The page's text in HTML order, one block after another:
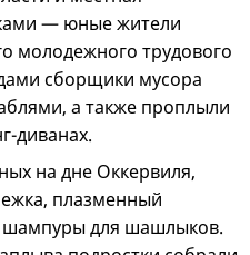
— юные жители
молодежного трудового
сборщики мусора
а также проплыли
диванах.
на дне Оккервиля,
плазменный
шампуры для шашлыков.